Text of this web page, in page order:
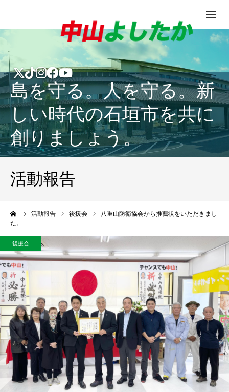
島を守る。人を守る。新
しい時代の石垣市を共に
創りましょう。
活動報告
活動報告 後援会
八重山防衛協会から推薦状をいただきまし
た。
後援会